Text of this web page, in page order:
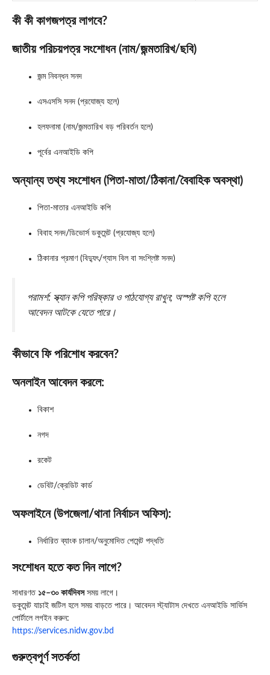
কী কী কাগজপত্র লাগবে?
জাতীয় পরিচয়পত্র সংশোধন (নাম/জন্মতারিখ/ছবি)
জন্ম নিবন্ধন সনদ
এসএসসি সনদ (প্রযোজ্য হলে)
হলফনামা (নাম/জন্মতারিখ বড় পরিবর্তন হলে)
পূর্বের এনআইডি কপি
অন্যান্য তথ্য সংশোধন (পিতা-মাতা/ঠিকানা/বৈবাহিক অবস্থা)
পিতা-মাতার এনআইডি কপি
বিবাহ সনদ/ডিভোর্স ডকুমেন্ট (প্রযোজ্য হলে)
ঠিকানার প্রমাণ (বিদ্যুৎ/গ্যাস বিল বা সংশ্লিষ্ট সনদ)
পরামর্শ: স্ক্যান কপি পরিষ্কার ও পাঠযোগ্য রাখুন; অস্পষ্ট কপি হলে
আবেদন আটকে যেতে পারে।
কীভাবে ফি পরিশোধ করবেন?
অনলাইন আবেদন করলে:
বিকাশ
নগদ
রকেট
ডেবিট/ক্রেডিট কার্ড
অফলাইনে (উপজেলা/থানা নির্বাচন অফিস):
নির্ধারিত ব্যাংক চালান/অনুমোদিত পেমেন্ট পদ্ধতি
সংশোধন হতে কত দিন লাগে?
সাধারণত ১৫–৩০ কার্যদিবসসময় লাগে।
ডকুমেন্ট যাচাই জটিল হলে সময় বাড়তে পারে। আবেদন স্ট্যাটাস দেখতে এনআইডি সার্ভিস
পোর্টালে লগইন করুন:
https://services.nidw.gov.bd
গুরুত্বপূর্ণ সতর্কতা